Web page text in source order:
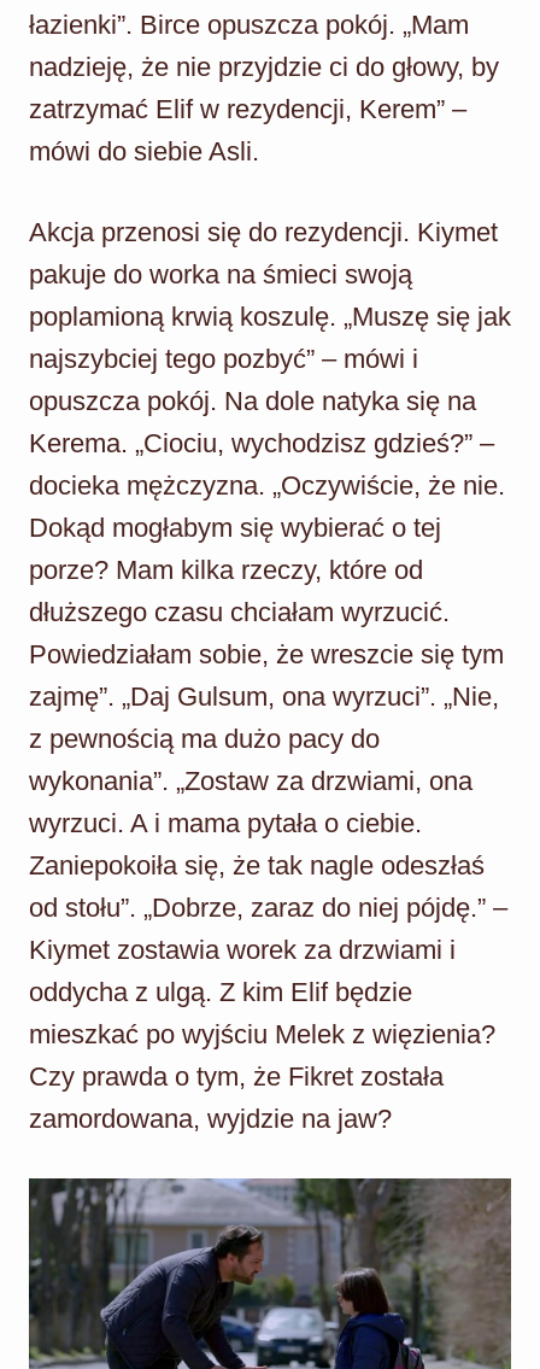
łazienki”. Birce opuszcza pokój. „Mam
nadzieję, że nie przyjdzie ci do głowy, by
zatrzymać Elif w rezydencji, Kerem” –
mówi do siebie Asli.
Akcja przenosi się do rezydencji. Kiymet
pakuje do worka na śmieci swoją
poplamioną krwią koszulę. „Muszę się jak
najszybciej tego pozbyć” – mówi i
opuszcza pokój. Na dole natyka się na
Kerema. „Ciociu, wychodzisz gdzieś?” –
docieka mężczyzna. „Oczywiście, że nie.
Dokąd mogłabym się wybierać o tej
porze? Mam kilka rzeczy, które od
dłuższego czasu chciałam wyrzucić.
Powiedziałam sobie, że wreszcie się tym
zajmę”. „Daj Gulsum, ona wyrzuci”. „Nie,
z pewnością ma dużo pacy do
wykonania”. „Zostaw za drzwiami, ona
wyrzuci. A i mama pytała o ciebie.
Zaniepokoiła się, że tak nagle odeszłaś
od stołu”. „Dobrze, zaraz do niej pójdę.” –
Kiymet zostawia worek za drzwiami i
oddycha z ulgą. Z kim Elif będzie
mieszkać po wyjściu Melek z więzienia?
Czy prawda o tym, że Fikret została
zamordowana, wyjdzie na jaw?